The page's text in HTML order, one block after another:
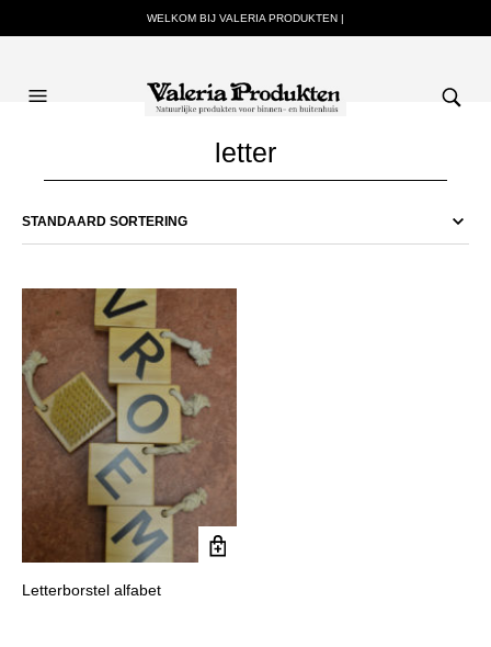
WELKOM BIJ VALERIA PRODUKTEN |
letter
Letterborstel alfabet